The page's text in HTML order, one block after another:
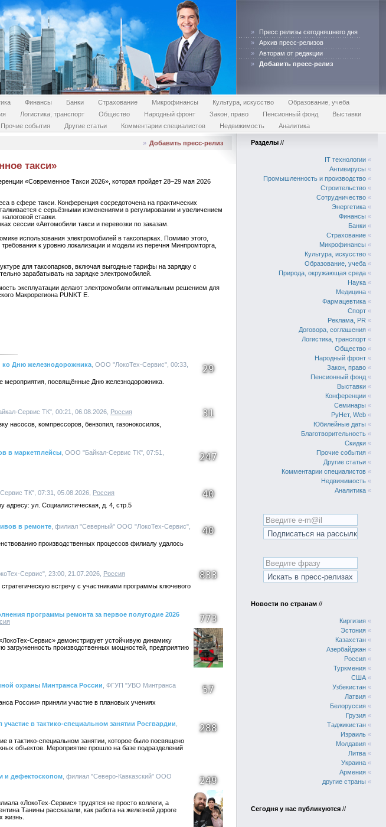
»
Пресс релизы сегодняшнего дня
»
Архив пресс-релизов
»
Авторам от редакции
»
Добавить пресс-релиз
Финансы Банки Страхование Микрофинансы Культура, искусство
Образование, учеба
Логистика, транспорт Общество Народный фронт Закон, право Пенсионный фонд
Выставки
Прочие события Другие статьи Комментарии специалистов Недвижимость Аналитика
» Добавить пресс-релиз
такси»
«Современное Такси 2026», которая пройдет 28–29 мая 2026
в сфере такси. Конференция сосредоточена на практических
с серьёзными изменениями в регулировании и увеличением
ставки.
сессии «Автомобили такси и перевозки по заказам.
использования электромобилей в таксопарках. Помимо этого,
к уровню локализации и модели из перечня Минпромторга,
для таксопарков, включая выгодные тарифы на зарядку с
зарабатывать на зарядке электромобилей.
эксплуатации делают электромобили оптимальным решением для
Макрорегиона PUNKT E.
ко Дню железнодорожника , ООО "ЛокоТех-Сервис", 00:33,
29
посвящённые Дню железнодорожника.
Сервис ТК", 00:21, 06.08.2026, Россия 31
насосов, компрессоров, бензопил, газонокосилок,
в маркетплейсы , ООО "Байкал-Сервис ТК", 07:51,
247
ТК", 07:31, 05.08.2026, Россия 40
адресу: ул. Социалистическая, д. 4, стр.5
в ремонте , филиал "Северный" ООО "ЛокоТех-Сервис",
40
производственных процессов филиалу удалось
Сервис", 23:00, 21.07.2026, Россия 833
встречу с участниками программы ключевого
программы ремонта за первое полугодие 2026
773
Сервис» демонстрирует устойчивую динамику
загруженность производственных мощностей, предприятию
охраны Минтранса России , ФГУП "УВО Минтранса
57
России» приняли участие в плановых учениях
в тактико-специальном занятии Росгвардии 288
тактико-специальном занятии, которое было посвящено
объектов. Мероприятие прошло на базе подразделений
и дефектоскопом , филиал "Северо-Кавказский" ООО
249
«ЛокоТех-Сервис» трудятся не просто коллеги, а
Танины рассказали, как работа на железной дороге
жизнь.
Разделы //
IT технологии «
Антивирусы «
Промышленность и производство «
Строительство «
Сотрудничество «
Энергетика «
Финансы «
Банки «
Страхование «
Микрофинансы «
Культура, искусство «
Образование, учеба «
Природа, окружающая среда «
Наука «
Медицина «
Фармацевтика «
Спорт «
Реклама, PR «
Договора, соглашения «
Логистика, транспорт «
Общество «
Народный фронт «
Закон, право «
Пенсионный фонд «
Выставки «
Конференции «
Семинары «
РуНет, Web «
Юбилейные даты «
Благотворительность «
Скидки «
Прочие события «
Другие статьи «
Комментарии специалистов «
Недвижимость «
Аналитика «
Новости по странам //
Киргизия «
Эстония «
Казахстан «
Азербайджан «
Россия «
Туркмения «
США «
Узбекистан «
Латвия «
Белоруссия «
Грузия «
Таджикистан «
Израиль «
Молдавия «
Литва «
Украина «
Армения «
другие страны «
Сегодня у нас публикуются //